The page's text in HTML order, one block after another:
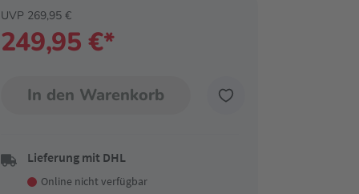
249,95 €*
UVP 269,95 €
In den Warenkorb
Lieferung mit DHL
Online nicht verfügbar